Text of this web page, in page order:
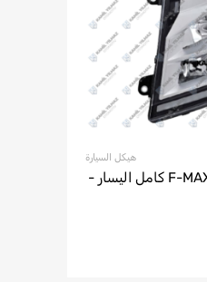
هيكل السيارة
مصباح أمامي فورد F-MAX كامل اليسار -